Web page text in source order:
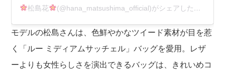
松島花 (@hana_matsushima_official)がシェアした投稿
モデルの松島さんは、色鮮やかなツイード素材が目を惹
く「ルー ミディアムサッチェル」バッグを愛用。レザ
ーよりも女性らしさを演出できるバッグは、きれいめコ